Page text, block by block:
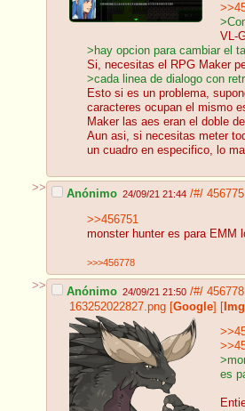
VL-
>hay opcion para cambiar el
Si, necesitas el RPG Maker
>cada linea de dialogo con
Esto si es un problema,
caracteres ocupan el mismo
Maker las aes eran el doble
Aun asi, si necesitas meter
un cuadro en especifico, lo
>> Anónimo 24/09/21 21:44 /#/ 456775
>>456751
monster hunter es para EMM
>>>456778
>> Anónimo 24/09/21 21:50 /#/ 456778
163252022827.png [Google] [
es